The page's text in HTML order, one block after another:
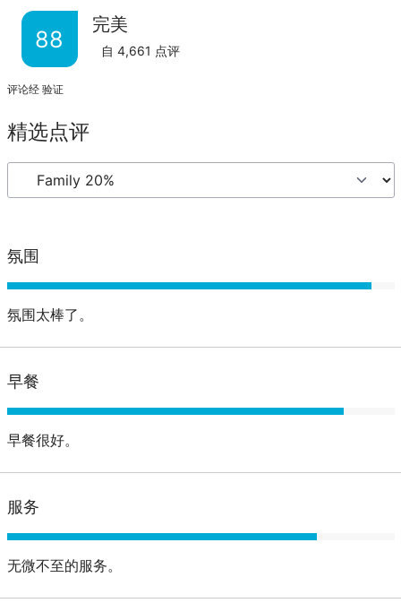
88
完美
自 4,661 点评
评论经 验证
精选点评
氛围
氛围太棒了。
早餐
早餐很好。
服务
无微不至的服务。